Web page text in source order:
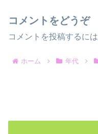
コメントをどうぞ
コメントを投稿するには
ホーム 年代